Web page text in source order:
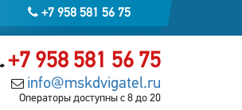
+7 958 581 56 75
+7 958 581 56 75
info@mskdvigatel.ru
Операторы доступны с 8 до 20